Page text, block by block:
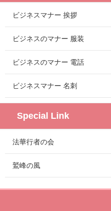
ビジネスマナー 挨拶
ビジネスのマナー 服装
ビジネスのマナー 電話
ビジネスマナー 名刺
Special Link
法華行者の会
鷲峰の風